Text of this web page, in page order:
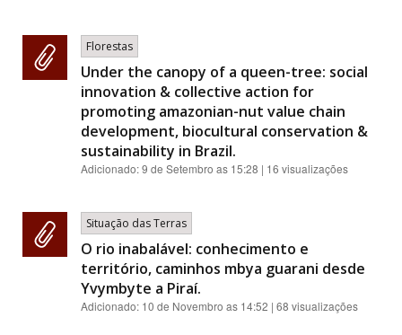
Florestas
Under the canopy of a queen-tree: social
innovation & collective action for
promoting amazonian-nut value chain
development, biocultural conservation &
sustainability in Brazil.
Adicionado:9 de Setembro as 15:28 | 16 visualizações
Situação das Terras
O rio inabalável: conhecimento e
território, caminhos mbya guarani desde
Yvymbyte a Piraí.
Adicionado: 10 de Novembro as 14:52 | 68 visualizações